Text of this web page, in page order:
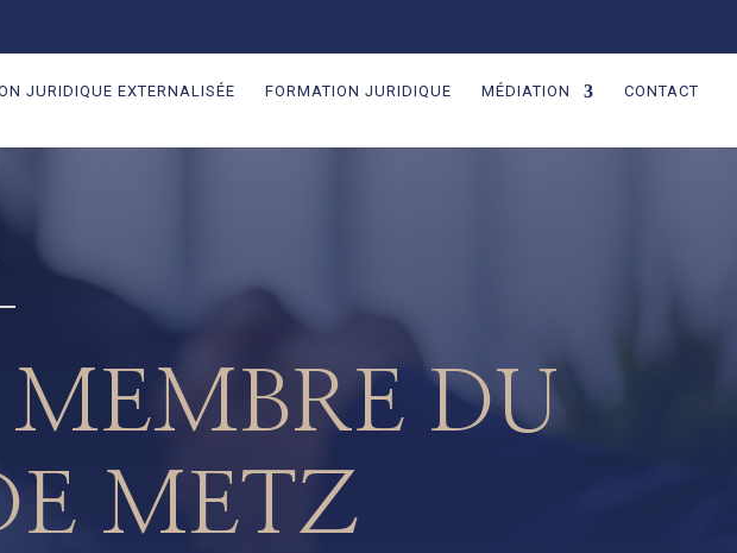
JURIDIQUE EXTERNALISÉE FORMATION JURIDIQUE MÉDIATION CONTACT
DU
METZ